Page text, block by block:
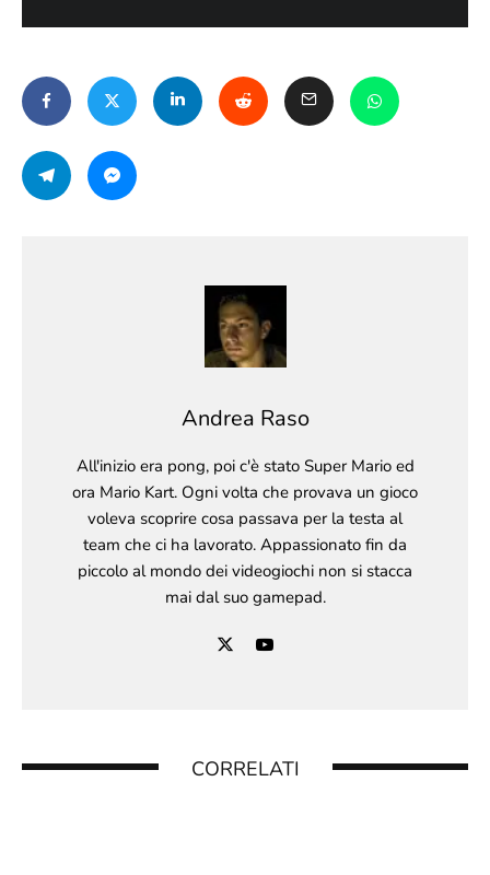
Andrea Raso
All'inizio era pong, poi c'è stato Super Mario ed
ora Mario Kart. Ogni volta che provava un gioco
voleva scoprire cosa passava per la testa al
team che ci ha lavorato. Appassionato fin da
piccolo al mondo dei videogiochi non si stacca
mai dal suo gamepad.
CORRELATI